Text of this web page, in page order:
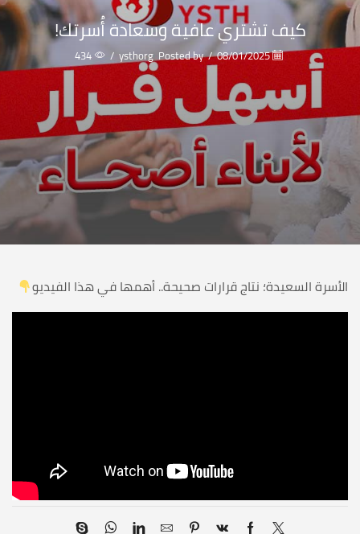
كيف تشتري عافية وسعادة أُسرتك!
08/01/2025
/
Posted by
ysthorg
/
434
الأسرة السعيدة؛ نتاج قرارات صحيحة.. أهمها في هذا الفيديو